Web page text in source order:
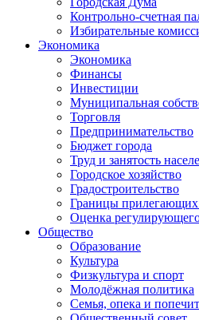
Контрольно-счетная
Избирательные
Экономика
Экономика
Финансы
Инвестиции
Муниципальная
Торговля
Предпринимательство
Бюджет города
Труд и занятость
Городское хозяйство
Градостроительство
Границы прилегающих
Оценка
Общество
Образование
Культура
Физкультура и спорт
Молодёжная политика
Семья, опека и